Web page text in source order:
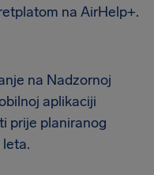
na AirHelp+.
na Nadzornoj
aplikaciji
prije planiranog